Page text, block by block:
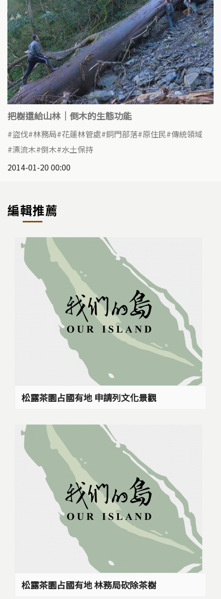
把樹還給山林｜倒木的生態功能
盜伐 林務局 花蓮林管處 銅門部落 原住民 傳統領域
漂流木 倒木 水土保持
2014-01-20 00:00
編輯推薦
松露茶園占國有地 申請列文化景觀
松露茶園占國有地 林務局砍除茶樹